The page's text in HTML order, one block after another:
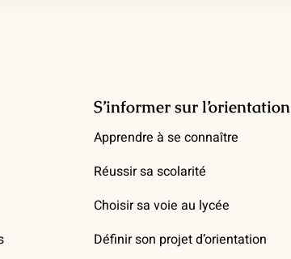
S’informer sur l’orientation
Apprendre à se connaître
Réussir sa scolarité
Choisir sa voie au lycée
Définir son projet d’orientation